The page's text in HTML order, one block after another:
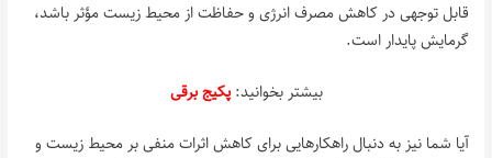
قابل توجهی در کاهش مصرف انرژی و حفاظت از محیط زیست مؤثر باشد،
گرمایش پایدار است.
بیشتر بخوانید:پکیج برقی
آیا شما نیز به دنبال راهکارهایی برای کاهش اثرات منفی بر محیط زیست و